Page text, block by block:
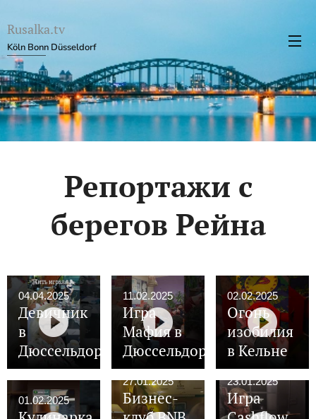
Rusalka.tv
Köln Bonn Düsseldorf
Репортажи с
берегов Рейна
04.04.2025
Девичник
в
Дюссельдорфе
11.02.2025
Игра
Мафия в
Дюссельдорфе
02.02.2025
Огонь
изобилия
в Кельне
01.02.2025
27.01.2025
Бизнес-
23.01.2025
Игра